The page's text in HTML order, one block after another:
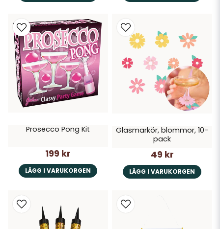
Prosecco Pong Kit
199 kr
LÄGG I VARUKORGEN
Glasmarkör, blommor, 10-
pack
49 kr
LÄGG I VARUKORGEN